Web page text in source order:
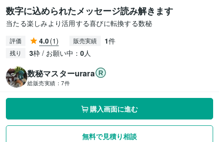
数字に込められたメッセージ読み解きます
当たる楽しみより活用する喜びに転換する数秘
評価 4.0(1) 販売実績 1件
残り 3枠 / お願い中： 0人
数秘マスターurara
総販売実績： 7件
購入画面に進む
無料で見積り相談